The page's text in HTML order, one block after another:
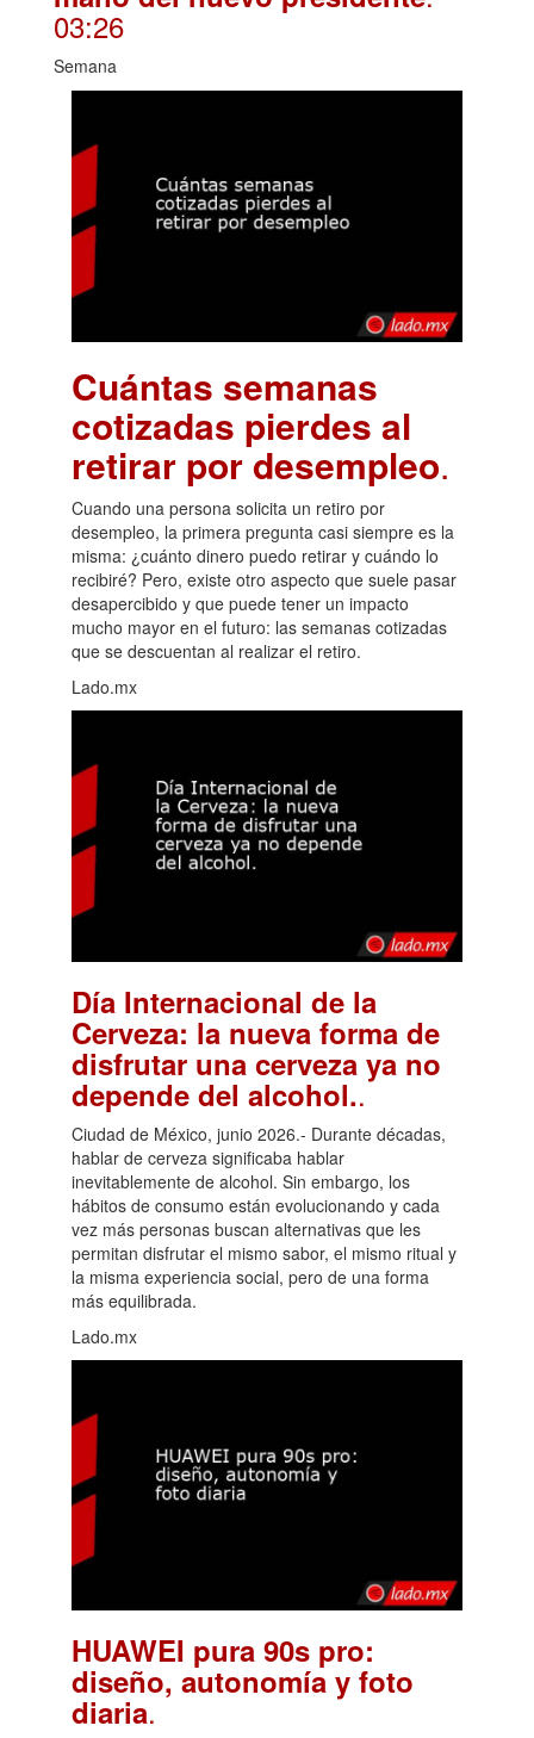
03:26
Semana
Cuántas semanas
cotizadas pierdes al
retirar por desempleo.
Cuando una persona solicita un retiro por
desempleo, la primera pregunta casi siempre es la
misma: ¿cuánto dinero puedo retirar y cuándo lo
recibiré? Pero, existe otro aspecto que suele pasar
desapercibido y que puede tener un impacto
mucho mayor en el futuro: las semanas cotizadas
que se descuentan al realizar el retiro.
Lado.mx
Día Internacional de la
Cerveza: la nueva forma de
disfrutar una cerveza ya no
depende del alcohol..
Ciudad de México, junio 2026.- Durante décadas,
hablar de cerveza significaba hablar
inevitablemente de alcohol. Sin embargo, los
hábitos de consumo están evolucionando y cada
vez más personas buscan alternativas que les
permitan disfrutar el mismo sabor, el mismo ritual y
la misma experiencia social, pero de una forma
más equilibrada.
Lado.mx
HUAWEI pura 90s pro:
diseño, autonomía y foto
diaria.